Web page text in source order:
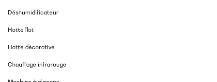
Déshumidificateur
Hotte îlot
Hotte décorative
Chauffage infrarouge